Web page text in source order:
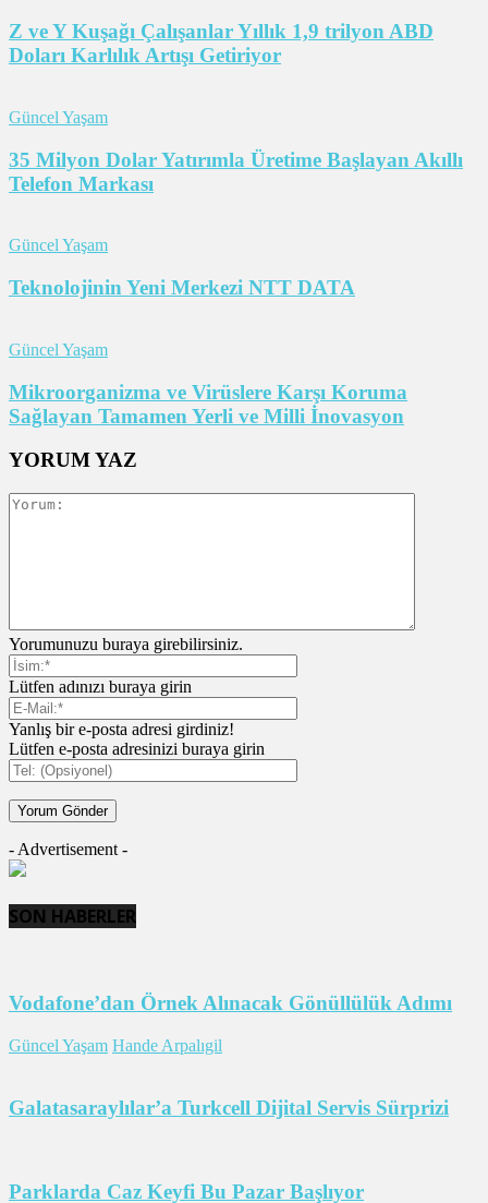
Z ve Y Kuşağı Çalışanlar Yıllık 1,9 trilyon ABD
Doları Karlılık Artışı Getiriyor
Güncel Yaşam
35 Milyon Dolar Yatırımla Üretime Başlayan Akıllı
Telefon Markası
Güncel Yaşam
Teknolojinin Yeni Merkezi NTT DATA
Güncel Yaşam
Mikroorganizma ve Virüslere Karşı Koruma
Sağlayan Tamamen Yerli ve Milli İnovasyon
YORUM YAZ
Yorumunuzu buraya girebilirsiniz.
Lütfen adınızı buraya girin
Yanlış bir e-posta adresi girdiniz!
Lütfen e-posta adresinizi buraya girin
- Advertisement -
SON HABERLER
Vodafone’dan Örnek Alınacak Gönüllülük Adımı
Güncel Yaşam Hande Arpalıgil
Galatasaraylılar’a Turkcell Dijital Servis Sürprizi
Parklarda Caz Keyfi Bu Pazar Başlıyor